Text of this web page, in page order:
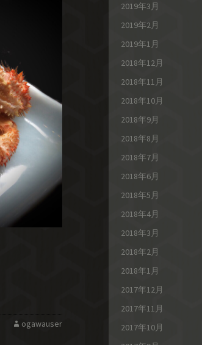
ogawauser
2019年3月
2019年2月
2019年1月
2018年12月
2018年11月
2018年10月
2018年9月
2018年8月
2018年7月
2018年6月
2018年5月
2018年4月
2018年3月
2018年2月
2018年1月
2017年12月
2017年11月
2017年10月